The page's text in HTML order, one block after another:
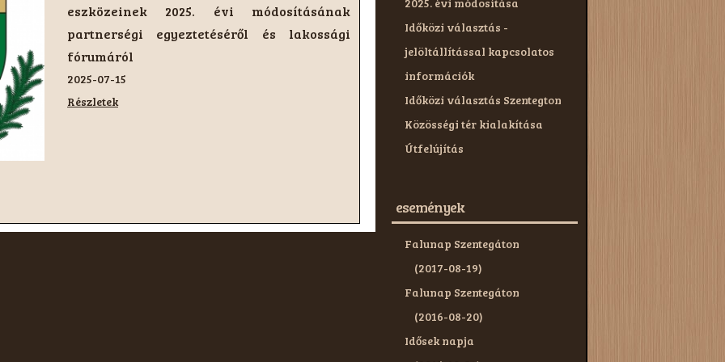
időközi választáson jelöltállításhoz
szükséges ajánlások számát.
2025-07-03
Részletek
Időközi választás -
jelöltállítással kapcsolatos
információk
Időközi választás Szentegton
Közösségi tér kialakítása
Útfelújítás
események
Falunap Szentegáton
(2017-08-19)
Falunap Szentegáton
(2016-08-20)
Idősek napja